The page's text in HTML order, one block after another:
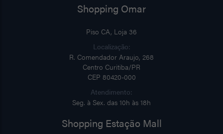
Shopping Omar
Piso CA, Loja 36
Localização:
R. Comendador Araujo, 268
Centro Curitiba/PR
CEP 80420-000
Atendimento:
Seg. à Sex. das 10h às 18h
Shopping Estação Mall